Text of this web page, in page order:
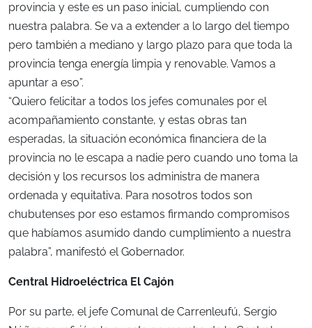
provincia y este es un paso inicial, cumpliendo con
nuestra palabra. Se va a extender a lo largo del tiempo
pero también a mediano y largo plazo para que toda la
provincia tenga energía limpia y renovable. Vamos a
apuntar a eso”.
“Quiero felicitar a todos los jefes comunales por el
acompañamiento constante, y estas obras tan
esperadas, la situación económica financiera de la
provincia no le escapa a nadie pero cuando uno toma la
decisión y los recursos los administra de manera
ordenada y equitativa. Para nosotros todos son
chubutenses por eso estamos firmando compromisos
que habíamos asumido dando cumplimiento a nuestra
palabra”, manifestó el Gobernador.
Central Hidroeléctrica El Cajón
Por su parte, el jefe Comunal de Carrenleufú, Sergio